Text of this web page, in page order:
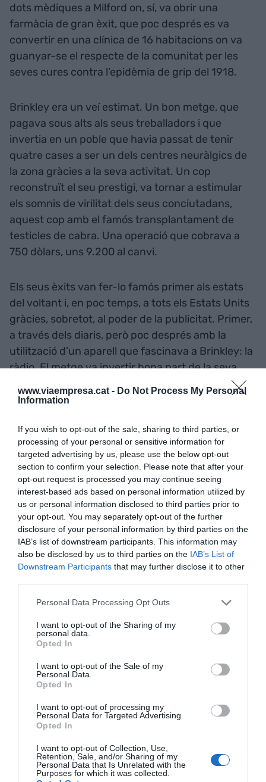
www.viaempresa.cat - Do Not Process My Personal
Information
If you wish to opt-out of the sale, sharing to third parties, or
processing of your personal or sensitive information for
targeted advertising by us, please use the below opt-out
section to confirm your selection. Please note that after your
opt-out request is processed you may continue seeing
interest-based ads based on personal information utilized by
us or personal information disclosed to third parties prior to
your opt-out. You may separately opt-out of the further
disclosure of your personal information by third parties on the
IAB’s list of downstream participants. This information may
also be disclosed by us to third parties on the IAB’s List of
Downstream Participants that may further disclose it to other
Personal Data Processing Opt Outs
I want to opt-out of the Sharing of my
personal data.
Opted In
I want to opt-out of the Sale of my
Personal Data.
Opted In
I want to opt-out of processing my
Personal Data for Targeted Advertising.
Opted In
I want to opt-out of Collection, Use,
Retention, Sale, and/or Sharing of my
Personal Data that Is Unrelated with the
Purposes for which it was collected.
dots mèdiques a Milford on, sí, va obrir una
farmàcia de gran èxit, que poc després es va
convertir en una clínica de 16 habitacions on va
guanyar-se el respecte de la comunitat per les
seves cures contra l’epidèmia de grip del 1918.
Brinkley era un veí estimat. Un bon metge, que
pagava sous alts als seus treballadors i que
invertia en un poble que havia passat de tenir
quatre cases a ser un dels centres neuràlgics de
la zona gràcies a la seva activitat. Un cop
reconstruït el seu prestigi, va tornar a estimular
els somnis de virilitat dels seus conciutadans,
aquest cop amb el famós transplantament de
testicles de cabra. Una operació que cobrava a
750 dòlars, uns 9.200 al canvi.
Els seus èxits van fer-lo famós primer als estats
del voltant i, en poc temps, a tots els Estats Units
gràcies, sobretot, al poder de la publicitat. Primer,
a través dels diaris, però poc després amb la
utilització d’un aparell que fascinava a Brinkley: la
ràdio. El metge va invertir bona part de la seva
fortuna en aixecar una torre de transmissió de
gran potència i inaugurar la KFKB, una emissora
en directe de diferents artistes defolkicountry
amb anuncis de medicina alternativa, relats
emocionats dels seus clients i consultes del
mateix Brinkley, que va ser un pioner en l’atenció
mèdica remota.
La KFKB va multiplicar la popularitat del metge,
però també li va portar problemes. Alarmats pels
seus mètodes alternatius, pel seu èxit i per la seva
bombardeig de demandes contra Brinkley per
mala praxis mèdica i per la programació
“obscena” de la seva ràdio.
La American Medical
Association (AMA) i la
Federal Radio Comission
van iniciar un bombardeig
de demandes contra